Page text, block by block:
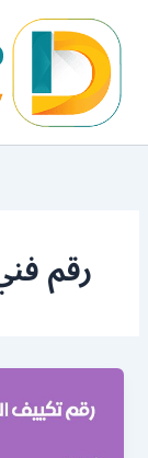
المحتوى
رقم